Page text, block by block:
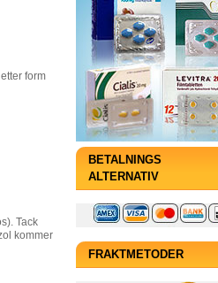
form
Tack
kommer
BETALNINGS
ALTERNATIV
FRAKTMETODER